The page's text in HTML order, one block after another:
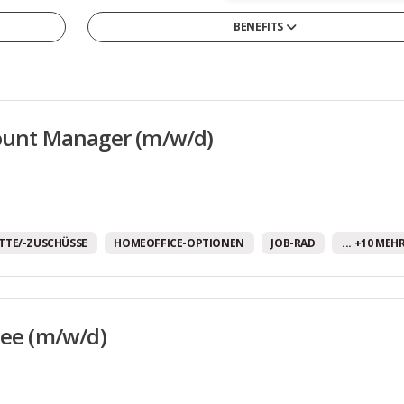
BENEFITS
13tes Monatsgehalt
Arbeitszeitmodelle
Betriebliche Altersvorsorge
Diensthandy
Manager (m/w/d)
ZUSCHÜSSE HOMEOFFICE-OPTIONEN JOB-RAD ... +10
(m/w/d)